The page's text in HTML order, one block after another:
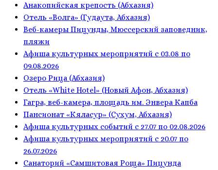
Анакопийская крепость (Абхазия)
Отель «Волга» (Гудаута, Абхазия)
Веб-камеры Пицунды, Мюссерский заповедник,
пляжи
Афиша культурных мероприятий с 03.08 по
09.08.2026
Озеро Рица (Абхазия)
Отель «White Hotel» (Новый Афон, Абхазия)
Гагра, веб-камера, площадь им. Энвера Капба
Пансионат «Кяласур» (Сухум, Абхазия)
Афиша культурных событий с 27.07 по 02.08.2026
Афиша культурных мероприятий с 20.07 по
26.07.2026
Санаторий «Самшитовая Роща» Пицунда